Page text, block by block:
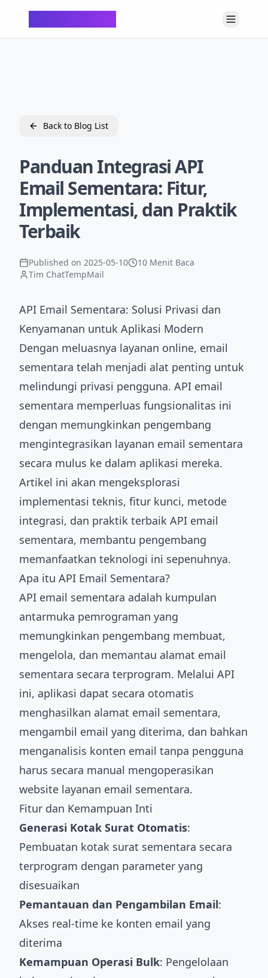
Back to Blog List
Panduan Integrasi API
Email Sementara: Fitur,
Implementasi, dan Praktik
Terbaik
Published on 2025-05-10
10 Menit Baca
Tim ChatTempMail
API Email Sementara: Solusi Privasi dan
Kenyamanan untuk Aplikasi Modern
Dengan meluasnya layanan online, email
sementara telah menjadi alat penting untuk
melindungi privasi pengguna. API email
sementara memperluas fungsionalitas ini
dengan memungkinkan pengembang
mengintegrasikan layanan email sementara
secara mulus ke dalam aplikasi mereka.
Artikel ini akan mengeksplorasi
implementasi teknis, fitur kunci, metode
integrasi, dan praktik terbaik API email
sementara, membantu pengembang
memanfaatkan teknologi ini sepenuhnya.
Apa itu API Email Sementara?
API email sementara adalah kumpulan
antarmuka pemrograman yang
memungkinkan pengembang membuat,
mengelola, dan memantau alamat email
sementara secara terprogram. Melalui API
ini, aplikasi dapat secara otomatis
menghasilkan alamat email sementara,
mengambil email yang diterima, dan bahkan
menganalisis konten email tanpa pengguna
harus secara manual mengoperasikan
website layanan email sementara.
Fitur dan Kemampuan Inti
Generasi Kotak Surat Otomatis:
Pembuatan kotak surat sementara secara
terprogram dengan parameter yang
disesuaikan
Pemantauan dan Pengambilan Email:
Akses real-time ke konten email yang
diterima
Kemampuan Operasi Bulk: Pengelolaan